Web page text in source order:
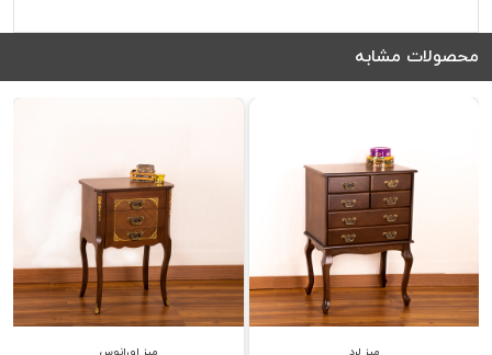
محصولات مشابه